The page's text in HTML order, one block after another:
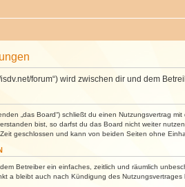
isdv.net/forum“) wird zwischen dir und dem
„das Board“) schließt du einen Nutzungsvertrag
bist, so darfst du das Board nicht weiter
geschlossen und kann von beiden Seiten ohne
Betreiber ein einfaches, zeitlich und räumlich
a bleibt auch nach Kündigung des Nutzungsvertrages